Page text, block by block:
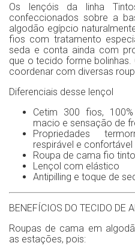
Os lençóis da linha
confeccionados sobre a
algodão egípcio
fios com tratamento
seda e conta ainda com
que o tecido forme
coordenar com diversas
Diferenciais desse lençol
Cetim 300 fios,
macio e sensação de
Propriedades
respirável e confortável
Roupa de cama fio tinto
Lençol com elástico
Antipilling e toque de
BENEFÍCIOS DO TECIDO DE
Roupas de cama em
as estações, pois: